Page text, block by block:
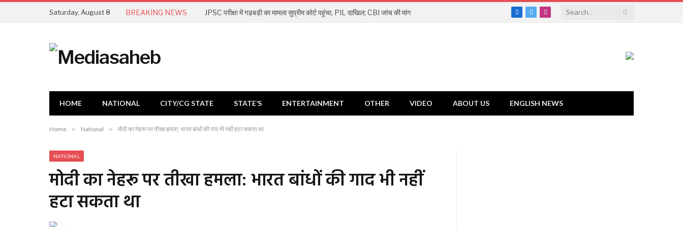
Saturday, August 8 BREAKING NEWS JPSC परीक्षा में गड़बड़ी का मामला सुप्रीम कोर्ट पहुंचा, PIL दाखिल; CBI जांच की मांग
Facebook
TwitterInstagram
HOME NATIONAL CITY/CG STATE STATE’S ENTERTAINMENT OTHER VIDEO ABOUT US ENGLISH NEWS
Home » National » मोदी का नेहरू पर तीखा हमला: भारत बांधों की गाद भी नहीं हटा सकता था
NATIONAL
मोदी का नेहरू पर तीखा हमला: भारत बांधों की गाद भी नहीं
हटा सकता था